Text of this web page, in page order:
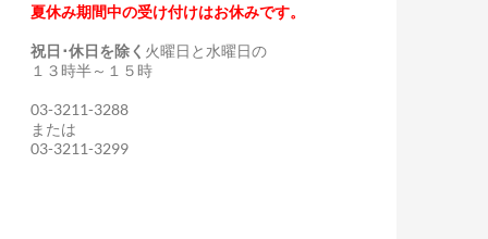
夏休み期間中の受け付けはお休みです。
祝日･休日を除く 火曜日と水曜日の
１３時半～１５時
03-3211-3288
または
03-3211-3299